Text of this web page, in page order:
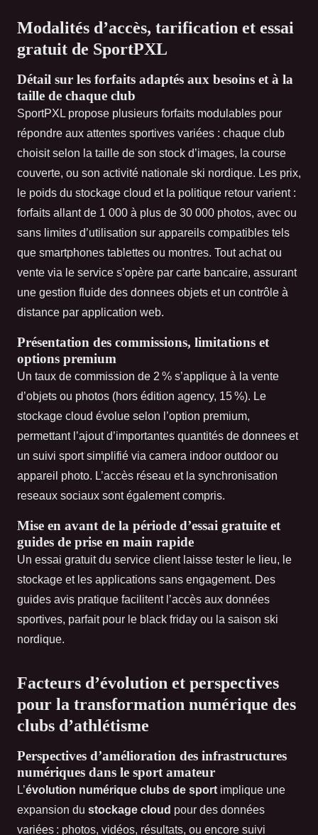
Modalités d’accès, tarification et essai
gratuit de SportPXL
Détail sur les forfaits adaptés aux besoins et à la
taille de chaque club
SportPXL propose plusieurs forfaits modulables pour
répondre aux attentes sportives variées : chaque club
choisit selon la taille de son stock d’images, la course
couverte, ou son activité nationale ski nordique. Les prix,
le poids du stockage cloud et la politique retour varient :
forfaits allant de 1 000 à plus de 30 000 photos, avec ou
sans limites d’utilisation sur appareils compatibles tels
que smartphones tablettes ou montres. Tout achat ou
vente via le service s’opère par carte bancaire, assurant
une gestion fluide des donnees objets et un contrôle à
distance par application web.
Présentation des commissions, limitations et
options premium
Un taux de commission de 2 % s’applique à la vente
d’objets ou photos (hors édition agency, 15 %). Le
stockage cloud évolue selon l’option premium,
permettant l’ajout d’importantes quantités de donnees et
un suivi sport simplifié via camera indoor outdoor ou
appareil photo. L’accès réseau et la synchronisation
reseaux sociaux sont également compris.
Mise en avant de la période d’essai gratuite et
guides de prise en main rapide
Un essai gratuit du service client laisse tester le lieu, le
stockage et les applications sans engagement. Des
guides avis pratique facilitent l’accès aux données
sportives, parfait pour le black friday ou la saison ski
nordique.
Facteurs d’évolution et perspectives
pour la transformation numérique des
clubs d’athlétisme
Perspectives d’amélioration des infrastructures
numériques dans le sport amateur
L’évolution numérique clubs de sport implique une
expansion du stockage cloud pour des données
variées : photos, vidéos, résultats, ou encore suivi